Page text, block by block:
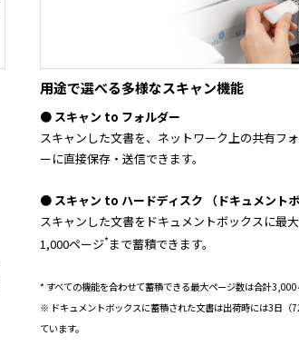
用途で選べる多様なスキャン機能
● スキャン to フォルダー
スキャンした文書を、ネットワーク上の共有フ
ーに直接保存・送信できます。
● スキャン to ハードディスク （ドキュメントボ
スキャンした文書をドキュメントボックスに最
1,000ページ*まで蓄積できます。
* すべての機能を合わせて蓄積できる最大ページ数は合計3,000
※ ドキュメントボックスに蓄積された文書は出荷時には3日（
ています。